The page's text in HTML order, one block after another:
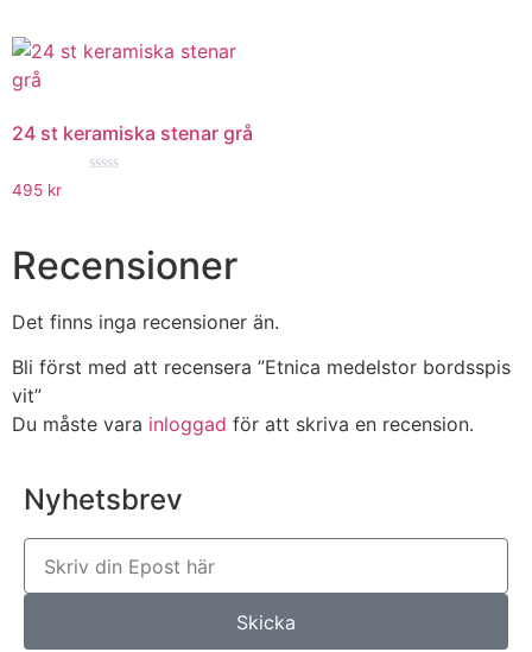
24 st keramiska stenar grå
495 kr
Recensioner
Det finns inga recensioner än.
Bli först med att recensera ”Etnica medelstor bordsspis
vit”
Du måste vara inloggad för att skriva en recension.
Nyhetsbrev
Skicka